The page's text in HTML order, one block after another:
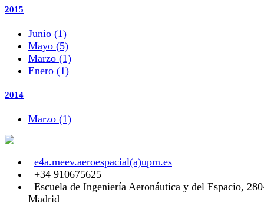
2015
Junio (1)
Mayo (5)
Marzo (1)
Enero (1)
2014
Marzo (1)
e4a.meev.aeroespacial(a)upm.es
+34 910675625
Escuela de Ingeniería Aeronáutica y del Espacio,
Madrid